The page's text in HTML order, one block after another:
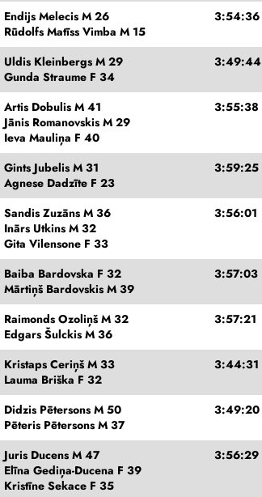
Endijs Melecis M 26
Rūdolfs Matīss Vimba M 15
3:54:36
Uldis Kleinbergs M 29
Gunda Straume F 34
3:49:44
Artis Dobulis M 41
Jānis Romanovskis M 29
Ieva Mauliņa F 40
3:55:38
Gints Jubelis M 31
Agnese Dadzīte F 23
3:59:25
Sandis Zuzāns M 36
Inārs Utkins M 32
Gita Vilensone F 33
3:56:01
Baiba Bardovska F 32
Mārtiņš Bardovskis M 39
3:57:03
Raimonds Ozoliņš M 32
Edgars Šulckis M 36
3:57:21
Kristaps Ceriņš M 33
Lauma Briška F 32
3:44:31
Didzis Pētersons M 50
Pēteris Pētersons M 37
3:49:20
Juris Ducens M 47
Elīna Gediņa-Ducena F 39
Kristīne Sekace F 35
3:56:29